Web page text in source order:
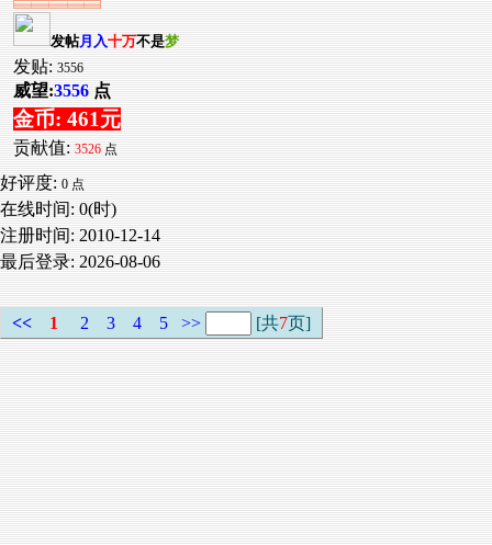
发帖月入十万不是梦
发贴: 3556
威望:3556 点
金币: 461元
贡献值: 3526 点
好评度: 0 点
在线时间: 0(时)
注册时间: 2010-12-14
最后登录: 2026-08-06
<< 1 2 3 4 5 >> [共7页]